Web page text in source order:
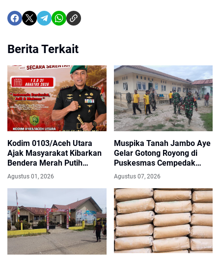
Berita Terkait
Kodim 0103/Aceh Utara
Ajak Masyarakat Kibarkan
Bendera Merah Putih
Selama Agustus
Agustus 01, 2026
Muspika Tanah Jambo Aye
Gelar Gotong Royong di
Puskesmas Cempedak
Sambut HUT ke-81 RI
Agustus 07, 2026